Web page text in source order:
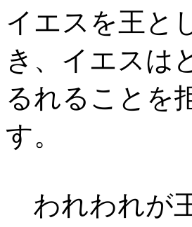
イエスを王と
き、イエスは
るれることを
す。
われわれが